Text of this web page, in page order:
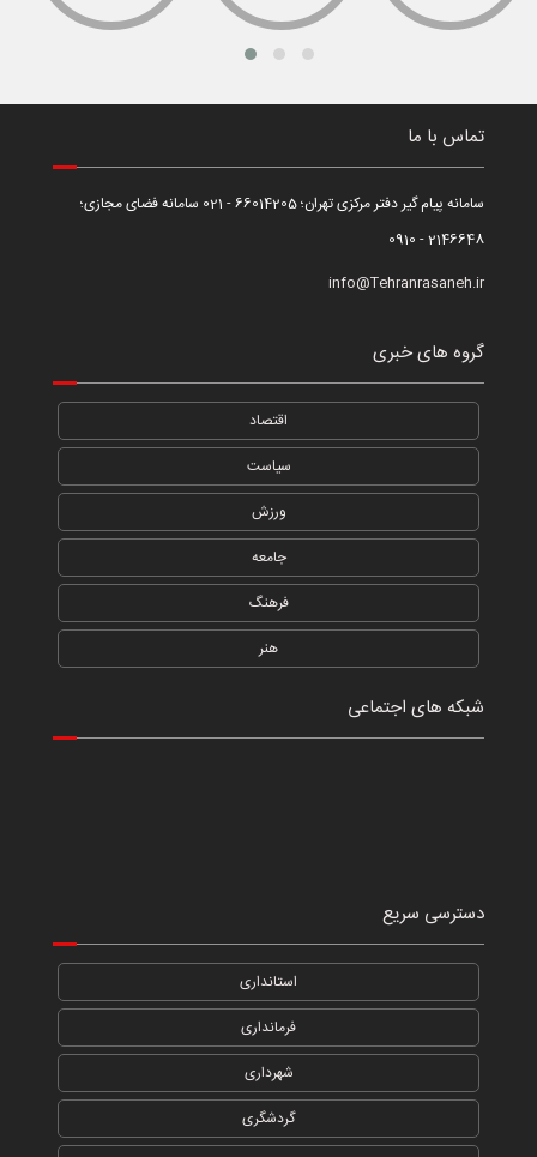
تماس با ما
سامانه پیام گیر دفتر مرکزی تهران؛ 66014205 - 021 سامانه فضای مجازی؛
2146648 - 0910
info@Tehranrasaneh.ir
گروه های خبری
اقتصاد
سیاست
ورزش
جامعه
فرهنگ
هنر
شبکه های اجتماعی
دسترسی سریع
استانداری
فرمانداری
شهرداری
گردشگری